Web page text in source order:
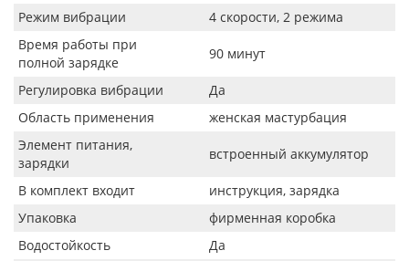
Режим вибрации
4 скорости, 2 режима
Время работы при
полной зарядке
90 минут
Регулировка вибрации
Да
Область применения
женская мастурбация
Элемент питания,
зарядки
встроенный аккумулятор
В комплект входит
инструкция, зарядка
Упаковка
фирменная коробка
Водостойкость
Да